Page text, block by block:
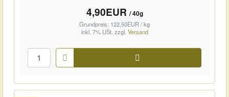
4,90EUR / 40g
Grundpreis: 122,50EUR / kg
inkl. 7% USt. zzgl. Versand